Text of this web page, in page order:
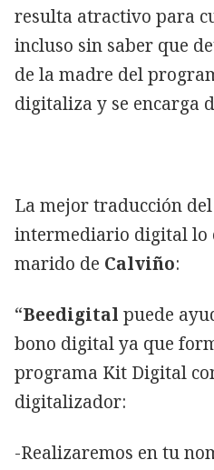
resulta atractivo para
incluso sin saber que
de la madre del
digitaliza y se encarga
La mejor traducción
intermediario digital lo
marido de Calviño:
“Beedigital puede
bono digital ya que
programa Kit Digital
digitalizador:
-Realizaremos en tu